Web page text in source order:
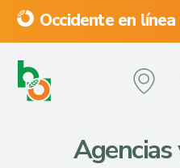
Occidente en línea